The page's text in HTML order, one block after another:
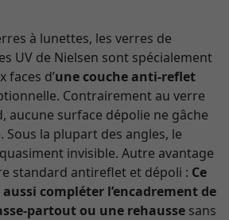
à lunettes, les verres de
UV de Nielsen sont spécialement
faces d’une couche anti-reflet
Contrairement au verre
aucune surface dépolie ne gâche
Sous la plupart des angles, le
invisible. Autre avantage
standard antireflet et dépoli : Ce
compléter l’encadrement de
partout ou une rehausse sans